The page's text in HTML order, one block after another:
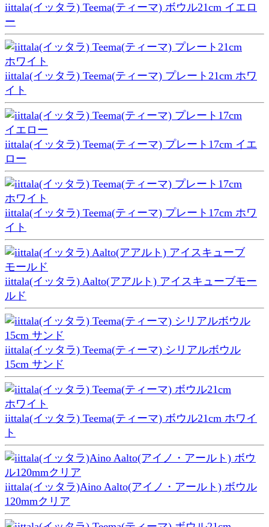
iittala(イッタラ) Teema(ティーマ) ボウル21cm イエロ
ー
iittala(イッタラ) Teema(ティーマ) プレート21cm ホワ
イト
iittala(イッタラ) Teema(ティーマ) プレート17cm イエ
ロー
iittala(イッタラ) Teema(ティーマ) プレート17cm ホワ
イト
iittala(イッタラ) Aalto(アアルト) アイスキューブモー
ルド
iittala(イッタラ) Teema(ティーマ) シリアルボウル
15cm サンド
iittala(イッタラ) Teema(ティーマ) ボウル21cm ホワイ
ト
iittala(イッタラ)Aino Aalto(アイノ・アールト) ボウル
120mmクリア